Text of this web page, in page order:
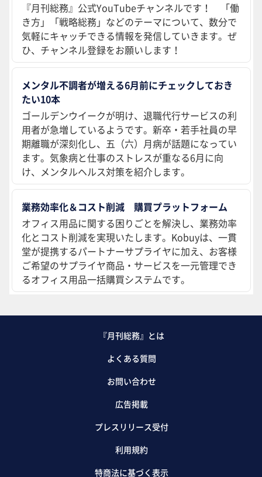
『月刊総務』公式YouTubeチャンネルです！ 「働
き方」「戦略総務」などのテーマについて、数分で
気軽にキャッチできる情報を発信していきます。ぜ
ひ、チャンネル登録をお願いします！
メンタル不調者が増える6月前にチェックしておき
たい10本
ゴールデンウイークが明け、退職代行サービスの利
用者が急増しているようです。新卒・若手社員の早
期離職が深刻化し、五（六）月病が話題になってい
ます。気象病と仕事のストレスが重なる6月に向
け、メンタルヘルス対策を紹介します。
業務効率化＆コスト削減 購買プラットフォーム
オフィス用品に関する困りごとを解決し、業務効率
化とコスト削減を実現いたします。Kobuyは、一貫
堂が提携するパートナーサプライヤに加え、お客様
ご希望のサプライヤ商品・サービスを一元管理でき
るオフィス用品一括購買システムです。
『月刊総務』とは
よくある質問
お問い合わせ
広告掲載
プレスリリース受付
利用規約
特商法に基づく表示